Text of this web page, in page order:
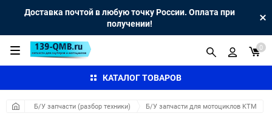
Доставка почтой в любую точку России. Оплата при
получении!
КАТАЛОГ ТОВАРОВ
0
Б/У запчасти (разбор техники) Б/У запчасти для мотоциклов KTM